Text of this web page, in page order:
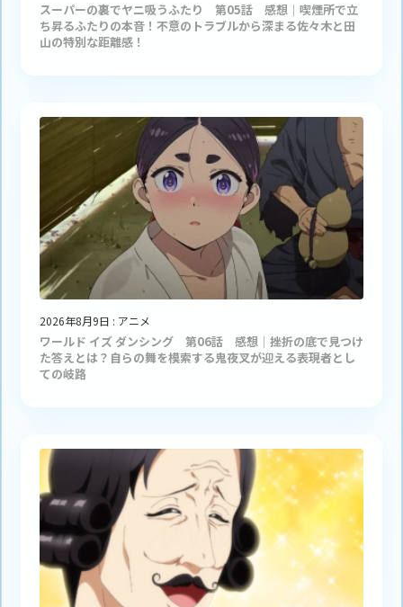
スーパーの裏でヤニ吸うふたり 第05話 感想｜喫煙所で立
ち昇るふたりの本音！不意のトラブルから深まる佐々木と田
山の特別な距離感！
2026年8月9日 : アニメ
ワールド イズ ダンシング 第06話 感想｜挫折の底で見つけ
た答えとは？自らの舞を模索する鬼夜叉が迎える表現者とし
ての岐路